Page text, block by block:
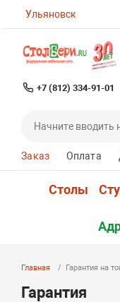
Ульяновск
+7 (812) 334-91-01
Заказ Оплата
Столы
Главная Гарантия на
Гарантия